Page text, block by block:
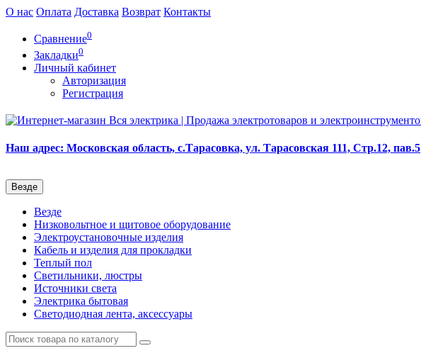
О нас Оплата Доставка Возврат Контакты
Сравнение0
Закладки0
Личный кабинет
Авторизация
Регистрация
Наш адрес: Московская область, с.Тарасовка, ул. Тарасовская 111, Стр.12, пав.5
Везде
Везде
Низковольтное и щитовое оборудование
Электроустановочные изделия
Кабель и изделия для прокладки
Теплый пол
Светильники, люстры
Источники света
Электрика бытовая
Светодиодная лента, аксессуары